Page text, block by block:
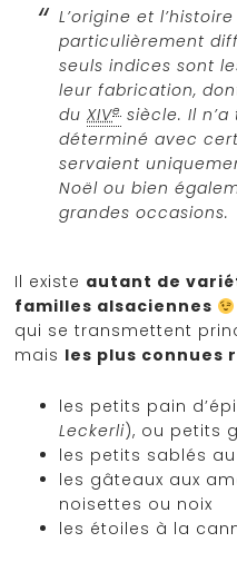
L’origine et
particulièrement
seuls indices sont
leur fabrication,
duXIVe siècle. Il
déterminé avec
servaient
Noël ou bien
grandes occasions.
Il existe autant de
familles alsaciennes
qui se transmettent
mais les plus connues
les petits pain
Leckerli), ou petits
les petits sablés
les gâteaux aux
noisettes ou noix
les étoiles à la